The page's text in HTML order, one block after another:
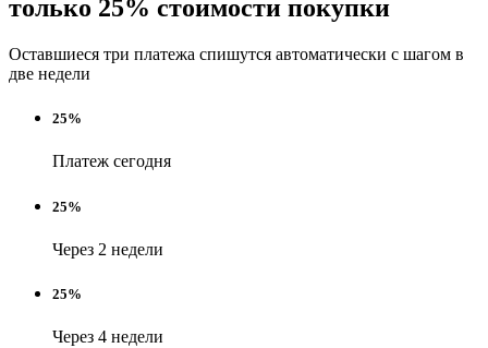
только 25% стоимости покупки
Оставшиеся три платежа спишутся автоматически с шагом в
две недели
25%
Платеж сегодня
25%
Через 2 недели
25%
Через 4 недели